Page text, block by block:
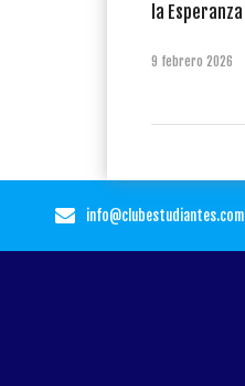
la Esperanza
9 febrero 2026
info@clubestudiantes.com